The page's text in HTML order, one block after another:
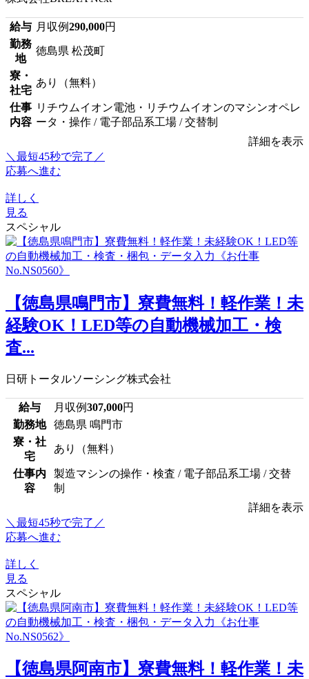
給与 月収例290,000円
勤務
地
徳島県 松茂町
寮・
社宅
あり（無料）
仕事
内容
リチウムイオン電池・リチウムイオンのマシンオペレ
ータ・操作 / 電子部品系工場 / 交替制
詳細を表示
＼最短45秒で完了／
応募へ進む
詳しく
見る
スペシャル
【徳島県鳴門市】寮費無料！軽作業！未
経験OK！LED等の自動機械加工・検
査...
日研トータルソーシング株式会社
給与 月収例307,000円
勤務地
徳島県 鳴門市
寮・社
宅
あり（無料）
仕事内
容
製造マシンの操作・検査 / 電子部品系工場 / 交替
制
詳細を表示
＼最短45秒で完了／
応募へ進む
詳しく
見る
スペシャル
【徳島県阿南市】寮費無料！軽作業！未